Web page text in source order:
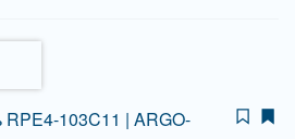
RPE4-103C11 | ARGO-